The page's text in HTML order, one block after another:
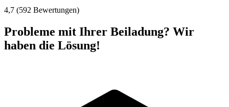
4,7 (592 Bewertungen)
Probleme mit Ihrer Beiladung? Wir
haben die Lösung!